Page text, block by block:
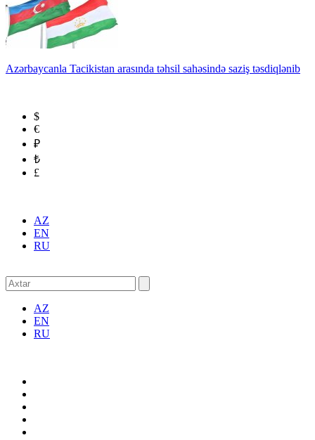
Azərbaycanla Tacikistan arasında təhsil sahəsində saziş təsdiqlənib
$
€
₽
₺
£
AZ
EN
RU
AZ
EN
RU